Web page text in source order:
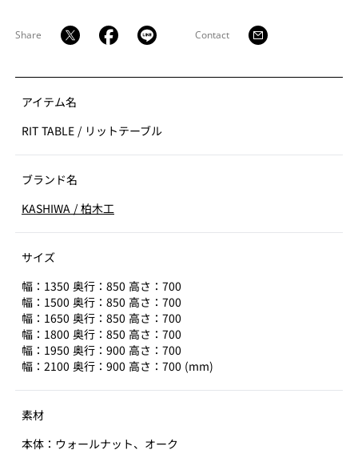
Share Contact
アイテム名
RIT TABLE / リットテーブル
ブランド名
KASHIWA / 柏木工
サイズ
幅：1350 奥行：850 高さ：700
幅：1500 奥行：850 高さ：700
幅：1650 奥行：850 高さ：700
幅：1800 奥行：850 高さ：700
幅：1950 奥行：900 高さ：700
幅：2100 奥行：900 高さ：700 (mm)
素材
本体：ウォールナット、オーク